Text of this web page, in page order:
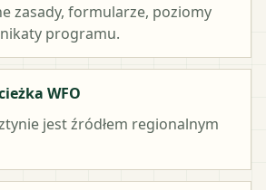
zasady, formularze, poziomy
programu.
WFO
jest źródłem regionalnym